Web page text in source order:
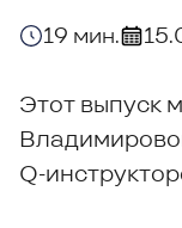
19 мин.
Этот выпуск
Q-